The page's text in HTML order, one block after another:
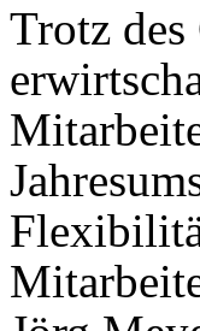
Trotz